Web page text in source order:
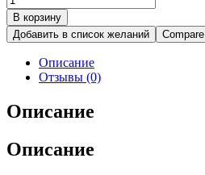
В корзину
Добавить в список желаний
Compare
Описание
Отзывы (0)
Описание
Описание